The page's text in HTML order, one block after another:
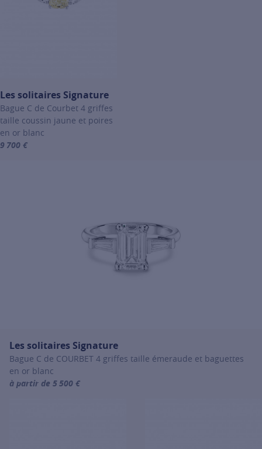
Les solitaires Signature
Bague C de Courbet 4 griffes
taille coussin jaune et poires
en or blanc
9 700 €
Les solitaires Signature
Bague C de COURBET 4 griffes taille émeraude et baguettes
en or blanc
à partir de 5 500 €